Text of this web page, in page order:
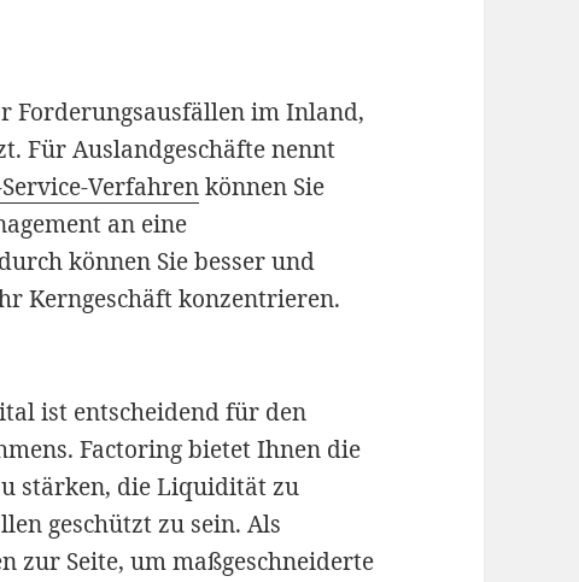
Forderungsausfällen im Inland,
Für Auslandgeschäfte nennt
Verfahrenkönnen Sie
an eine
können Sie besser und
Kerngeschäft konzentrieren.
ist entscheidend für den
Factoring bietet Ihnen die
stärken, die Liquidität zu
geschützt zu sein. Als
zur Seite, um maßgeschneiderte